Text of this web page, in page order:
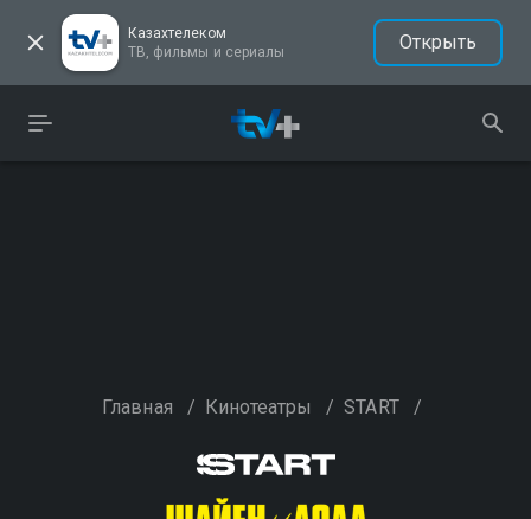
Казахтелеком
ТВ, фильмы и сериалы
Открыть
Главная / Кинотеатры / START /